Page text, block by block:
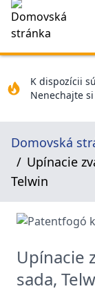
K dispozícii
Nenechajte
Domovská
Upínacie
Telwin
Upínacie
sada,